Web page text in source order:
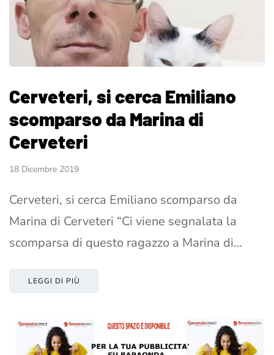
Cerveteri, si cerca Emiliano
scomparso da Marina di
Cerveteri
18 Dicembre 2019
Cerveteri, si cerca Emiliano scomparso da
Marina di Cerveteri “Ci viene segnalata la
scomparsa di questo ragazzo a Marina di…
LEGGI DI PIÙ